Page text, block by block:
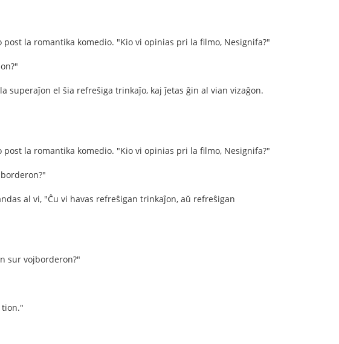
la romantika komedio. "Kio vi opinias pri la filmo, Nesignifa?"
superaĵon el ŝia refreŝiga trinkaĵo, kaj ĵetas ĝin al vian vizaĝon.
la romantika komedio. "Kio vi opinias pri la filmo, Nesignifa?"
al vi, "Ĉu vi havas refreŝigan trinkaĵon, aŭ refreŝigan
sur vojborderon?"
tion."